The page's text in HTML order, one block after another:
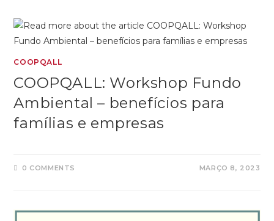
COOPQALL
COOPQALL: Workshop Fundo
Ambiental – benefícios para
famílias e empresas
0 COMMENTS MARÇO 8, 2023